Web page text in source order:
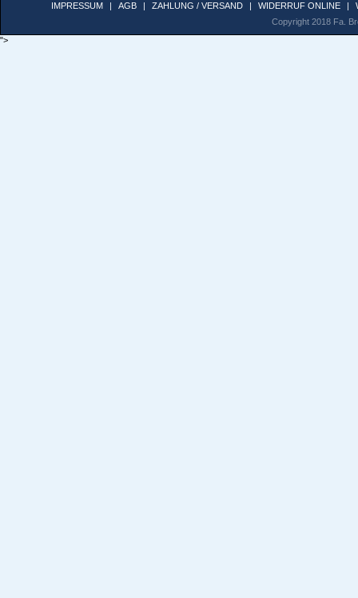
IMPRESSUM | AGB | ZAHLUNG / VERSAND | WIDERRUF ONLINE |
Copyright 2018 Fa.
">